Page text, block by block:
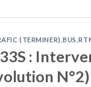
(TERMINER) ,BUS ,
:
N°2)